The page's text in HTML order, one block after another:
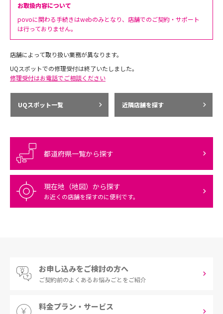
お取扱内容について
povoに関わる手続きはwebのみとなり、店舗でのご契約・サポート
は行っておりません。
店舗によって取り扱い業務が異なります。
UQスポットでの修理受付は終了いたしました。
修理受付はお電話でご相談ください
UQスポット一覧 近隣店舗を探す
都道府県一覧から探す
現在地（地図）から探す
お近くの店舗を探すのに便利です。
お申し込みをご検討の方へ
ご契約前のよくあるお悩みごとをご紹介
料金プラン・サービス